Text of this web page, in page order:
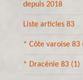
depuis 2018
Liste articles 83
* Côte varoise 83
* Dracénie 83 (1)